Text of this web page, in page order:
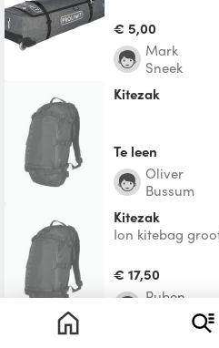
light is the ultra
surf trav
€ 5,00
Mark
Sneek
Kitezak
Te leen
Oliver
Bussum
Kitezak
Ion kitebag
€ 17,50
Ruben
Amsterdam